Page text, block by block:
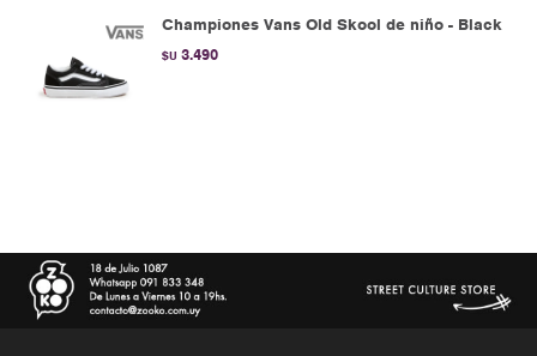
Championes Vans Old Skool de niño - Black
$U 3.490